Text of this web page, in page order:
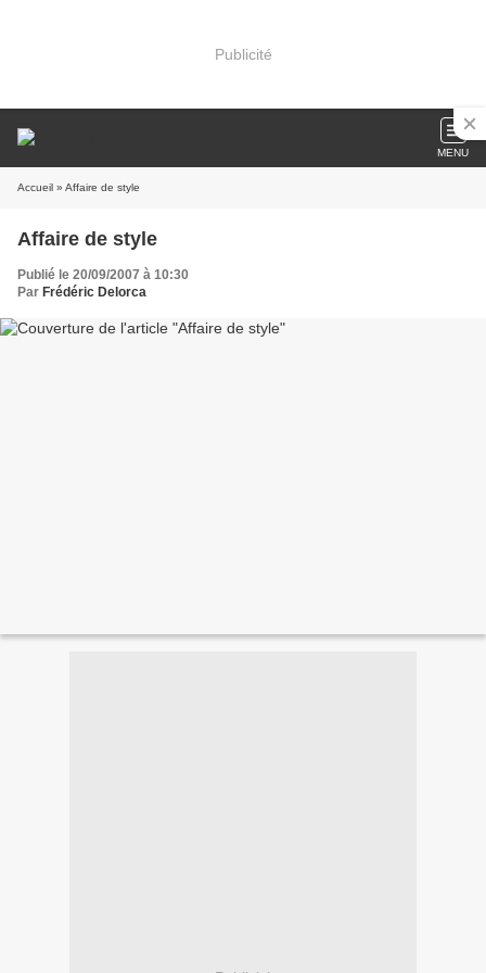
Publicité
MENU
Accueil » Affaire de style
Affaire de style
Publié le 20/09/2007 à 10:30
Par Frédéric Delorca